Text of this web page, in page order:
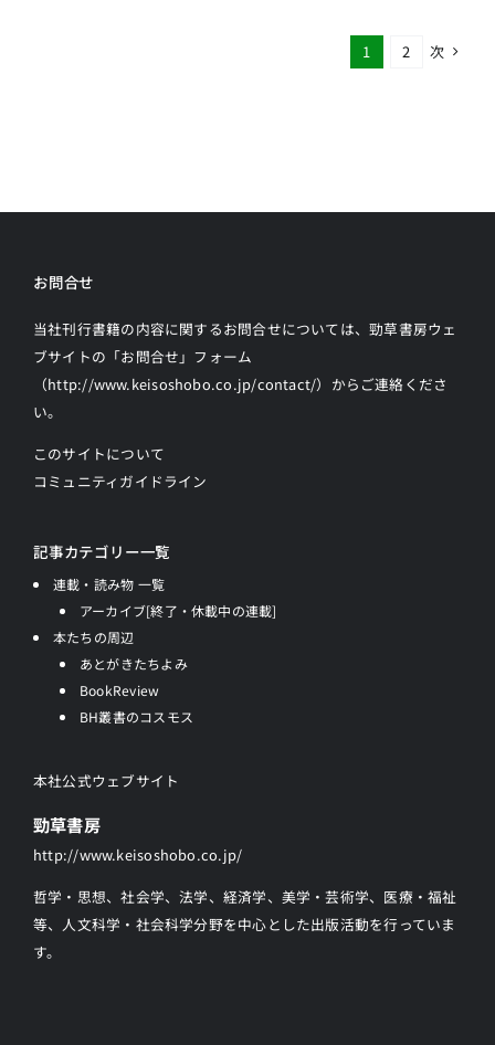
1 2 次
お問合せ
当社刊行書籍の内容に関するお問合せについては、勁草書房ウェ
ブサイトの 「お問合せ」フォーム
（http://www.keisoshobo.co.jp/contact/）からご連絡くださ
い。
このサイトについて
コミュニティガイドライン
記事カテゴリー一覧
連載・読み物 一覧
アーカイブ[終了・休載中の連載]
本たちの周辺
あとがきたちよみ
BookReview
BH叢書のコスモス
本社公式ウェブサイト
勁草書房
http://www.keisoshobo.co.jp/
哲学・思想、社会学、法学、経済学、美学・芸術学、医療・福祉
等、人文科学・社会科学分野を中心とした出版活動を行っていま
す。